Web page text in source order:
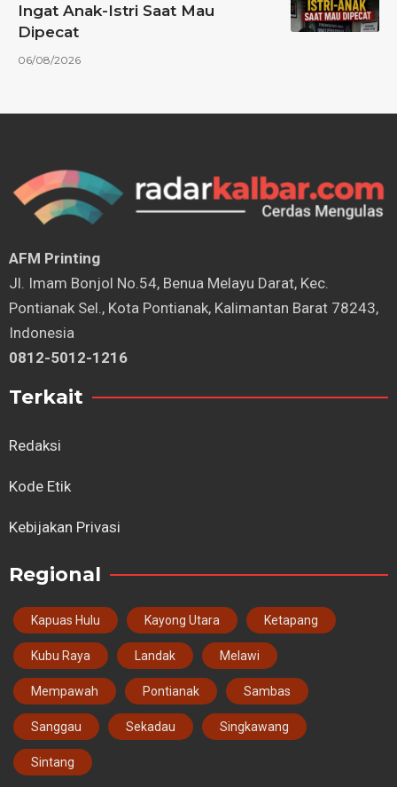
Ingat Anak-Istri Saat Mau
Dipecat
06/08/2026
AFM Printing
⁠Jl. Imam Bonjol No.54, Benua Melayu Darat, Kec.
Pontianak Sel., Kota Pontianak, Kalimantan Barat 78243,
Indonesia
0812-5012-1216
Terkait
Redaksi
Kode Etik
Kebijakan Privasi
Regional
Kapuas Hulu Kayong Utara Ketapang
Kubu Raya Landak Melawi
Mempawah Pontianak Sambas
Sanggau Sekadau Singkawang
Sintang